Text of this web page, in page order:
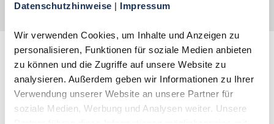
Datenschutzhinweise | Impressum
Wir verwenden Cookies, um Inhalte und Anzeigen zu
personalisieren, Funktionen für soziale Medien anbieten
zu können und die Zugriffe auf unsere Website zu
analysieren. Außerdem geben wir Informationen zu Ihrer
Verwendung unserer Website an unsere Partner für
soziale Medien, Werbung und Analysen weiter. Unsere
Haushalt begrenzt.
Beschreibung
Eigenschaften